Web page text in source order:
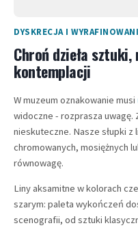
DYSKRECJA I
Chroń dzieła sztuki,
kontemplacji
W muzeum oznakowanie musi
widoczne - rozprasza
nieskuteczne. Nasze słupki z
chromowanych, mosiężnych
równowagę.
Liny aksamitne w kolorach
szarym: paleta wykończeń
scenografii, od sztuki